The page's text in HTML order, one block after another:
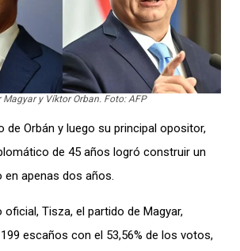
Magyar y Víktor Orban. Foto: AFP
de Orbán y luego su principal opositor,
de 45 años logró construir un
apenas dos años.
oficial, Tisza, el partido de Magyar,
escaños con el 53,56% de los votos,